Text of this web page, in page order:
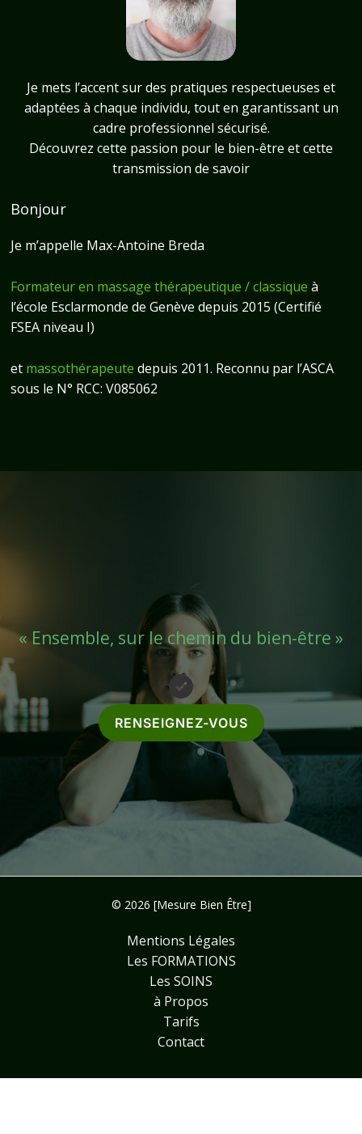
Je mets l’accent sur des pratiques respectueuses et
adaptées à chaque individu, tout en garantissant un
cadre professionnel sécurisé.
Découvrez cette passion pour le bien-être et cette
transmission de savoir
Bonjour
Je m’appelle Max-Antoine Breda
Formateur en massage thérapeutique / classique à
l’école Esclarmonde de Genève depuis 2015 (Certifié
FSEA niveau I)
et massothérapeute depuis 2011. Reconnu par l’ASCA
sous le N° RCC: V085062
« Ensemble, sur le chemin du bien-être »
RENSEIGNEZ-VOUS
© 2026 [Mesure Bien Être]
Mentions Légales
Les FORMATIONS
Les SOINS
à Propos
Tarifs
Contact